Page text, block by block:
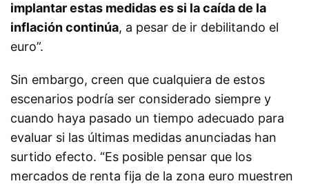
implantar estas medidas es si la caída de la
inflación continúa, a pesar de ir debilitando el
euro”.
Sin embargo, creen que cualquiera de estos
escenarios podría ser considerado siempre y
cuando haya pasado un tiempo adecuado para
evaluar si las últimas medidas anunciadas han
surtido efecto. “Es posible pensar que los
mercados de renta fija de la zona euro muestren